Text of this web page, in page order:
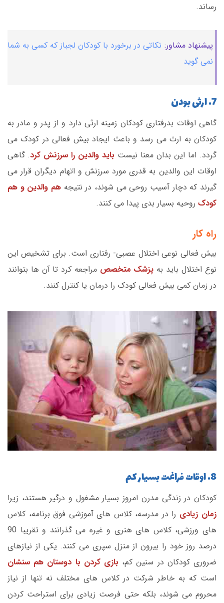
رساند.
پیشنهاد مشاور: نکاتی در برخورد با کودکان لجباز که کسی به شما
نمی گوید
7. ارثی بودن
گاهی اوقات بدرفتاری کودکان زمینه ارثی دارد و از پدر و مادر به
کودکان به ارث می رسد و باعث ایجاد بیش فعالی در کودک می
گردد. اما این بدان معنا نیست باید والدین را سرزنش کرد. گاهی
اوقات این والدین به قدری مورد سرزنش و اتهام دیگران قرار می
گیرند که دچار آسیب روحی می شوند، در نتیجه هم والدین و هم
کودک روحیه بسیار بدی پیدا می کنند.
راه کار
بیش فعالی نوعی اختلال عصبی- رفتاری است. برای تشخیص این
نوع اختلال باید به پزشک متخصص مراجعه کرد تا آن ها بتوانند
در زمان کمی بیش فعالی کودک را درمان یا کنترل کنند.
8. اوقات فراغت بسیار کم
کودکان در زندگی مدرن امروز بسیار مشغول و درگیر هستند، زیرا
زمان زیادی را در مدرسه، کلاس های آموزشی فوق برنامه، کلاس
های ورزشی، کلاس های هنری و غیره می گذرانند و تقریبا 90
درصد روز خود را بیرون از منزل سپری می کنند. یکی از نیازهای
ضروری کودکان در سنین کم، بازی کردن با دوستان هم سنشان
است که به خاطر شرکت در کلاس های مختلف نه تنها از نیاز
محروم می شوند، بلکه حتی فرصت زیادی برای استراحت کردن